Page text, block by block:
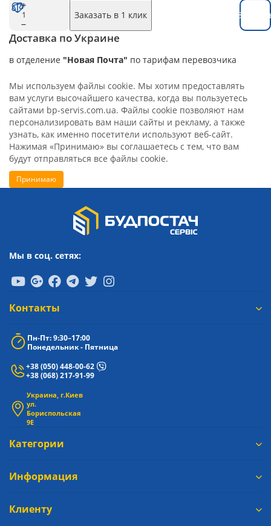
Заказать в 1 клик
Доставка по Украине
в отделение "Новая Почта" по тарифам перевозчика
Мы используем файлы cookie. Мы хотим предоставлять
вам услуги высочайшего качества, когда вы пользуетесь
сайтами bp-servis.com.ua. Файлы cookie позволяют нам
персонализировать вам наши сайты и рекламу, а также
узнать, как именно посетители используют веб-сайт.
Нажимая «Принимаю» вы соглашаетесь с тем, что вам
будут отправляться все файлы cookie.
Принимаю
Мы в соц. сетях:
Контакты
Пн-Пт: 9:30–17:00
Понедельник - Пятница
+38 (050) 448-00-62
+38 (068) 217-91-99
Украина, г.Киев
ул.
Бориспольская
9Е
Категории
Информация
Клиенту